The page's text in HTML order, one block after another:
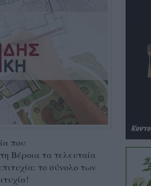
που
Βέροια τα τελευταία
το σύνολο των